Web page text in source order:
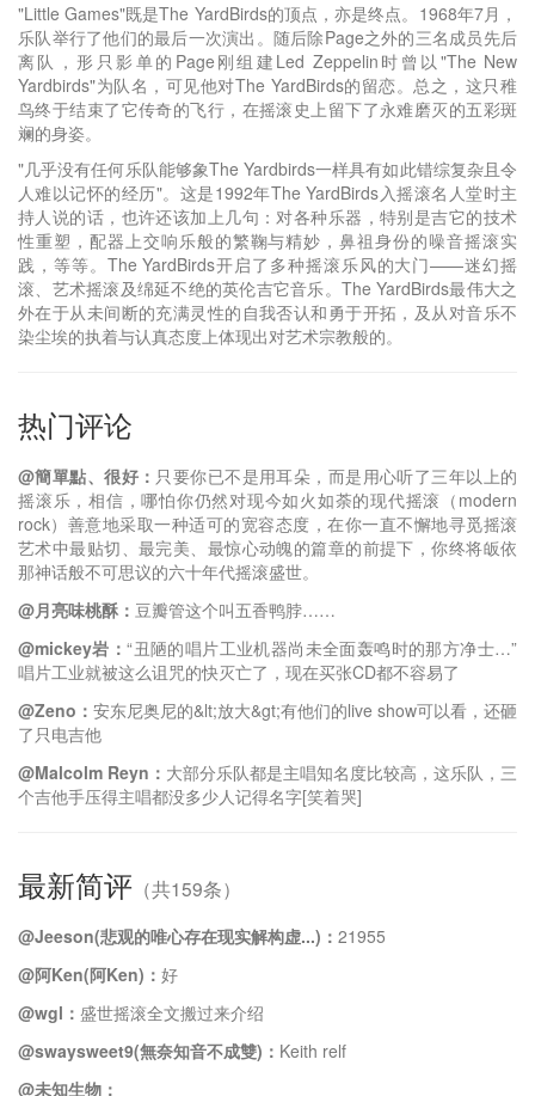
"Little Games"既是The YardBirds的顶点，亦是终点。1968年7月，
乐队举行了他们的最后一次演出。随后除Page之外的三名成员先后
离队，形只影单的Page刚组建Led Zeppelin时曾以"The New
Yardbirds"为队名，可见他对The YardBirds的留恋。总之，这只稚
鸟终于结束了它传奇的飞行，在摇滚史上留下了永难磨灭的五彩斑
斓的身姿。
"几乎没有任何乐队能够象The Yardbirds一样具有如此错综复杂且令
人难以记怀的经历"。这是1992年The YardBirds入摇滚名人堂时主
持人说的话，也许还该加上几句：对各种乐器，特别是吉它的技术
性重塑，配器上交响乐般的繁鞠与精妙，鼻祖身份的噪音摇滚实
践，等等。The YardBirds开启了多种摇滚乐风的大门——迷幻摇
滚、艺术摇滚及绵延不绝的英伦吉它音乐。The YardBirds最伟大之
外在于从未间断的充满灵性的自我否认和勇于开拓，及从对音乐不
染尘埃的执着与认真态度上体现出对艺术宗教般的。
热门评论
@簡單點、很好： 只要你已不是用耳朵，而是用心听了三年以上的
摇滚乐，相信，哪怕你仍然对现今如火如荼的现代摇滚（modern
rock）善意地采取一种适可的宽容态度，在你一直不懈地寻觅摇滚
艺术中最贴切、最完美、最惊心动魄的篇章的前提下，你终将皈依
那神话般不可思议的六十年代摇滚盛世。
@月亮味桃酥： 豆瓣管这个叫五香鸭脖……
@mickey岩：“丑陋的唱片工业机器尚未全面轰鸣时的那方净士…”
唱片工业就被这么诅咒的快灭亡了，现在买张CD都不容易了
@Zeno： 安东尼奥尼的&lt;放大&gt;有他们的live show可以看，还砸
了只电吉他
@Malcolm Reyn： 大部分乐队都是主唱知名度比较高，这乐队，三
个吉他手压得主唱都没多少人记得名字[笑着哭]
最新简评 （共159条）
@Jeeson(悲观的唯心存在现实解构虚...)： 21955
@阿Ken(阿Ken)： 好
@wgl： 盛世摇滚全文搬过来介绍
@swaysweet9(無奈知音不成雙)： Keith relf
@未知生物：